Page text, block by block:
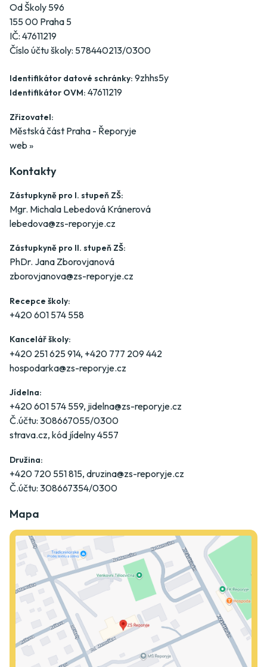
Od Školy 596
155 00 Praha 5
IČ: 47611219
Číslo účtu školy: 578440213/0300
Identifikátor datové schránky: 9zhhs5y
Identifikátor OVM: 47611219
Zřizovatel:
Městská část Praha - Řeporyje
web »
Kontakty
Zástupkyně pro I. stupeň ZŠ:
Mgr. Michala Lebedová Kránerová
lebedova@zs-reporyje.cz
Zástupkyně pro II. stupeň ZŠ:
PhDr. Jana Zborovjanová
zborovjanova@zs-reporyje.cz
Recepce školy:
+420 601 574 558
Kancelář školy:
+420 251 625 914, +420 777 209 442
hospodarka@zs-reporyje.cz
Jídelna:
+420 601 574 559, jidelna@zs-reporyje.cz
Č.účtu: 308667055/0300
strava.cz, kód jídelny 4557
Družina:
+420 720 551 815, druzina@zs-reporyje.cz
Č.účtu: 308667354/0300
Mapa